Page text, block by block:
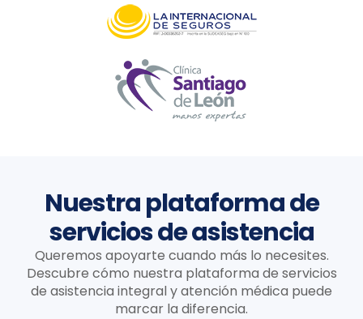
Nuestra plataforma de
servicios de asistencia
Queremos apoyarte cuando más lo necesites.
Descubre cómo nuestra plataforma de servicios
de asistencia integral y atención médica puede
marcar la diferencia.